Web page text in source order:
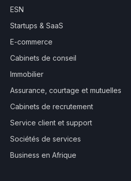
ESN
Startups & SaaS
E-commerce
Cabinets de conseil
Immobilier
Assurance, courtage et mutuelles
Cabinets de recrutement
Service client et support
Sociétés de services
Business en Afrique